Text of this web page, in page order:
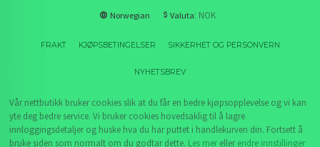
Norwegian Valuta: NOK
FRAKT KJØPSBETINGELSER SIKKERHET OG PERSONVERN
NYHETSBREV
Vår nettbutikk bruker cookies slik at du får en bedre kjøpsopplevelse og vi kan
yte deg bedre service. Vi bruker cookies hovedsaklig til å lagre
innloggingsdetaljer og huske hva du har puttet i handlekurven din. Fortsett å
bruke siden som normalt om du godtar dette. Les merellerendre innstillinger